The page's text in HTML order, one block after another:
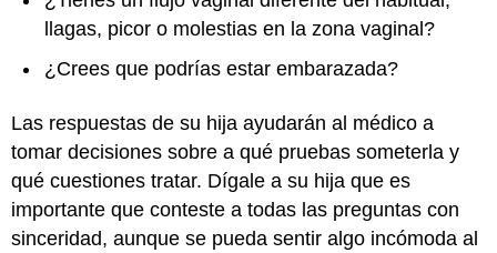
llagas, picor o molestias en la zona vaginal?
¿Crees que podrías estar embarazada?
Las respuestas de su hija ayudarán al médico a
tomar decisiones sobre a qué pruebas someterla y
qué cuestiones tratar. Dígale a su hija que es
importante que conteste a todas las preguntas con
sinceridad, aunque se pueda sentir algo incómoda al